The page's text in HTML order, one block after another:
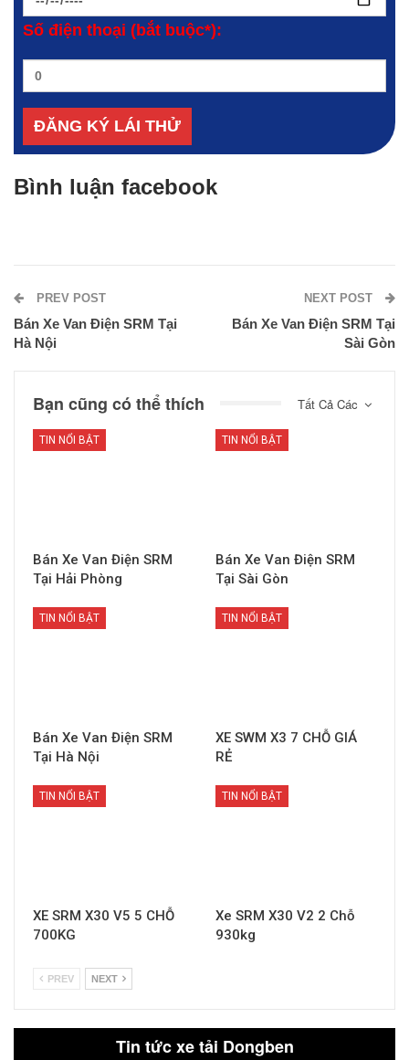
Số điện thoại (bắt buộc*):
Bình luận facebook
PREV POST
Bán Xe Van Điện SRM Tại
Hà Nội
NEXT POST
Bán Xe Van Điện SRM Tại
Sài Gòn
Tất Cả Các
Bạn cũng có thể thích
TIN NỔI BẬT
Bán Xe Van Điện SRM
Tại Hải Phòng
TIN NỔI BẬT
Bán Xe Van Điện SRM
Tại Sài Gòn
TIN NỔI BẬT
Bán Xe Van Điện SRM
Tại Hà Nội
TIN NỔI BẬT
XE SWM X3 7 CHỖ GIÁ
RẺ
TIN NỔI BẬT
XE SRM X30 V5 5 CHỖ
700KG
TIN NỔI BẬT
Xe SRM X30 V2 2 Chỗ
930kg
PREV NEXT
Tin tức xe tải Dongben